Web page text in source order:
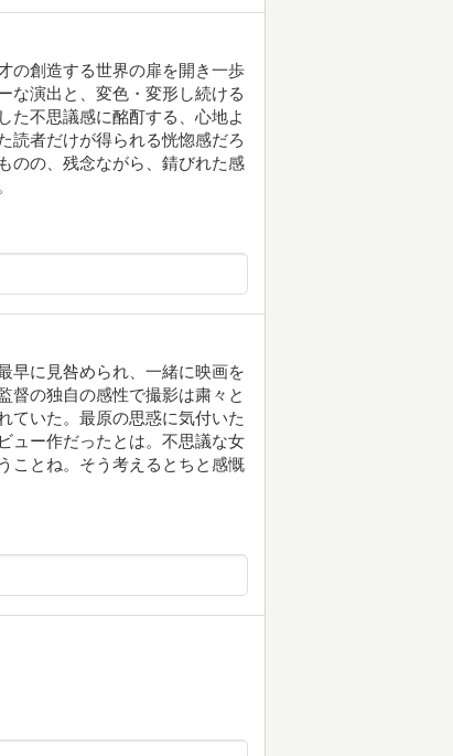
の創造する世界の扉を開き一歩
な演出と、変色・変形し続ける
た不思議感に酩酊する、心地よ
読者だけが得られる恍惚感だろ
のの、残念ながら、錆びれた感
早に見咎められ、一緒に映画を
督の独自の感性で撮影は粛々と
ていた。最原の思惑に気付いた
ュー作だったとは。不思議な女
ことね。そう考えるとちと感慨